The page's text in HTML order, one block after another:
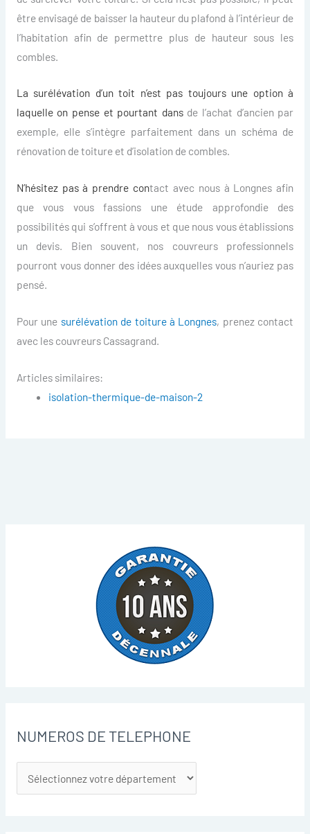
être envisagé de baisser la hauteur du plafond à l’intérieur de
l’habitation afin de permettre plus de hauteur sous les
combles.
La surélévation d’un toit n’est pas toujours une option à
laquelle on pense et pourtant dans de l’achat d’ancien par
exemple, elle s’intègre parfaitement dans un schéma de
rénovation de toiture et d’isolation de combles.
N’hésitez pas à prendre contact avec nous à Longnes afin
que vous vous fassions une étude approfondie des
possibilités qui s’offrent à vous et que nous vous établissions
un devis. Bien souvent, nos couvreurs professionnels
pourront vous donner des idées auxquelles vous n’auriez pas
pensé.
Pour une surélévation de toiture à Longnes, prenez contact
avec les couvreurs Cassagrand.
Articles similaires:
isolation-thermique-de-maison-2
NUMEROS DE TELEPHONE